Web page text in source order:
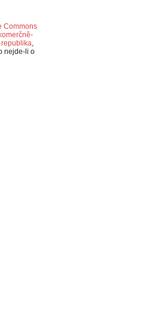
Commons
republika,
nejde-li o